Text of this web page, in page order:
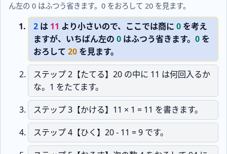
ん左の 0 はふつう省きます。0 をおろして 20 を見ます。
2 は 11 より小さいので、ここでは商に0 を考え
ますが、いちばん左の0 はふつう省きます。0 を
おろして20 を見ます。
ステップ 2【たてる】20 の中に 11 は何回入るか
な。1 をたてます。
ステップ 3【かける】11 × 1 = 11 を書きます。
ステップ 4【ひく】20 - 11 = 9 です。